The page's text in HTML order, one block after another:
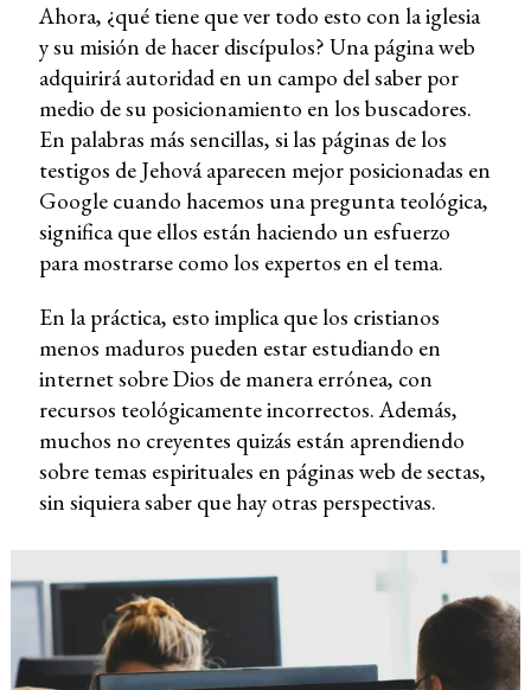
Ahora, ¿qué tiene que ver todo esto con la iglesia
y su misión de hacer discípulos? Una página web
adquirirá autoridad en un campo del saber por
medio de su posicionamiento en los buscadores.
En palabras más sencillas, si las páginas de los
testigos de Jehová aparecen mejor posicionadas en
Google cuando hacemos una pregunta teológica,
significa que ellos están haciendo un esfuerzo
para mostrarse como los expertos en el tema.
En la práctica, esto implica que los cristianos
menos maduros pueden estar estudiando en
internet sobre Dios de manera errónea, con
recursos teológicamente incorrectos. Además,
muchos no creyentes quizás están aprendiendo
sobre temas espirituales en páginas web de sectas,
sin siquiera saber que hay otras perspectivas.